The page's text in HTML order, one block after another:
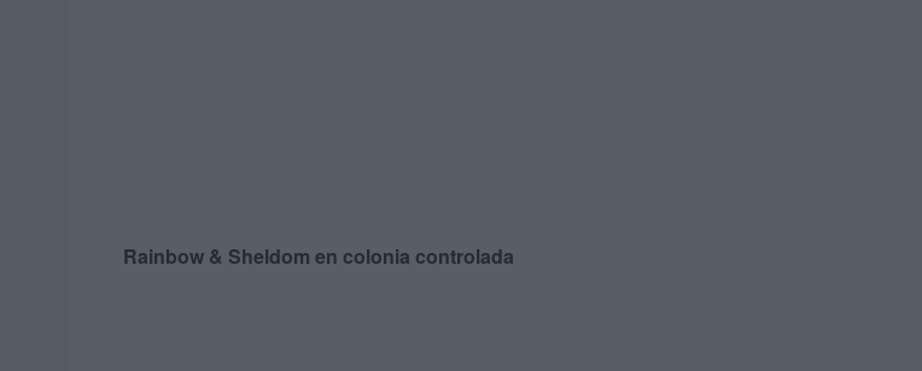
Rainbow & Sheldom en colonia controlada